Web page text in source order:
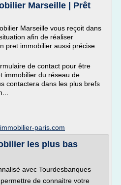
Marseille | Prêt
Marseille vous reçoit dans
afin de réaliser
pret immobilier aussi précise
de contact pour être
immobilier du réseau de
contactera dans les plus brefs
paris.com
les plus bas
avec Tourdesbanques
de connaitre votre